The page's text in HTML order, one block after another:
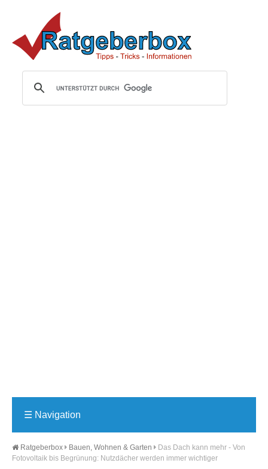
☰ Navigation
Ratgeberbox Bauen, Wohnen & Garten
Das Dach kann mehr - Von
Fotovoltaik bis Begrünung: Nutzdächer werden immer wichtiger